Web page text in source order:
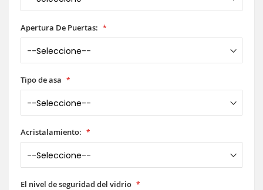
Apertura De Puertas:
Tipo de asa
Acristalamiento:
El nivel de seguridad del vidrio